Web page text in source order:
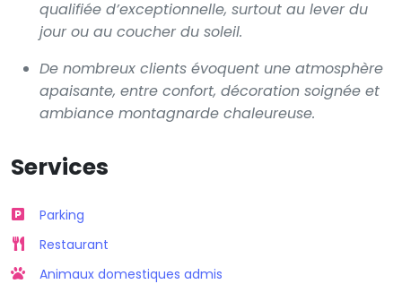
qualifiée d’exceptionnelle, surtout au lever du
jour ou au coucher du soleil.
De nombreux clients évoquent une atmosphère
apaisante, entre confort, décoration soignée et
ambiance montagnarde chaleureuse.
Services
Parking
Restaurant
Animaux domestiques admis